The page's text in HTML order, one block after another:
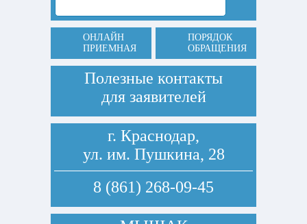
ОНЛАЙН
ПРИЕМНАЯ
ПОРЯДОК
ОБРАЩЕНИЯ
Полезные контакты
для заявителей
г. Краснодар,
ул. им. Пушкина, 28
8 (861) 268-09-45